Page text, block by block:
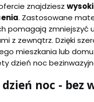
znajdziesz
. Zastosowane
pomagają zmniejszyć
z zewnątrz. Dzięki
mieszkania lub
dzień noc
noc - bez